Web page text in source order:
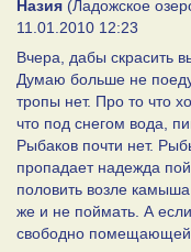
Назия (Ладожское
11.01.2010 12:23
Вчера, дабы скрасить
Думаю больше не
тропы нет. Про то что
что под снегом вода,
Рыбаков почти нет.
пропадает надежда
половить возле
же и не поймать. А
свободно